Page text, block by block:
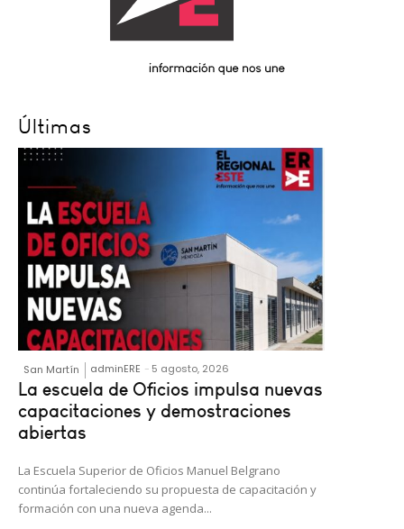
Últimas
San Martín adminERE - 5 agosto, 2026
La escuela de Oficios impulsa nuevas
capacitaciones y demostraciones
abiertas
La Escuela Superior de Oficios Manuel Belgrano
continúa fortaleciendo su propuesta de capacitación y
formación con una nueva agenda...